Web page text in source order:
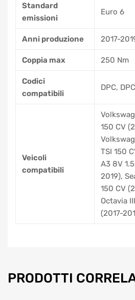
Standard
emissioni
Euro 6
Anni produzione 2017-
Coppia max 250 Nm
Codici
compatibili
DPC,
Veicoli
compatibili
150 CV
TSI 150
A3 8V
2019),
150 CV
Octavia
(2017-
PRODOTTI